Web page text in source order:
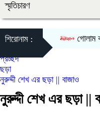
স্মৃতিচারণ
শিরোনাম : গোলাম কবির
প্রচ্ছদ
ছড়া
নুরুদ্দী শেখ এর ছড়া || বাজাও
নুরুদ্দী শেখ এর ছড়া ||